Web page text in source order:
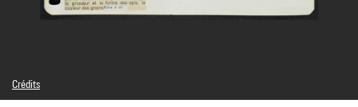
Crédits
© Adagp, Paris